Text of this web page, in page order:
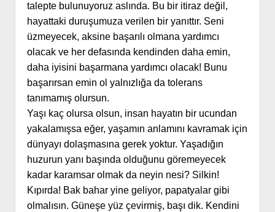
talepte bulunuyoruz aslında. Bu bir itiraz değil,
hayattaki duruşumuza verilen bir yanıttır. Seni
üzmeyecek, aksine başarılı olmana yardımcı
olacak ve her defasında kendinden daha emin,
daha iyisini başarmana yardımcı olacak! Bunu
başarırsan emin ol yalnızlığa da tolerans
tanımamış olursun.
Yaşı kaç olursa olsun, insan hayatın bir ucundan
yakalamışsa eğer, yaşamın anlamını kavramak için
dünyayı dolaşmasına gerek yoktur. Yaşadığın
huzurun yanı başında olduğunu göremeyecek
kadar karamsar olmak da neyin nesi? Silkin!
Kıpırda! Bak bahar yine geliyor, papatyalar gibi
olmalısın. Güneşe yüz çevirmiş, başı dik. Kendini